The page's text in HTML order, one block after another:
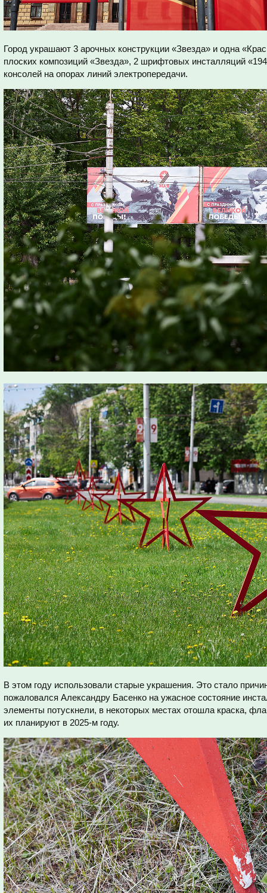
Город украшают 3 арочных конструкции «Звезда» и одна
плоских композиций «Звезда», 2 шрифтовых инсталляций
консолей на опорах линий электропередачи.
В этом году использовали старые украшения. Это стало
пожаловался Александру Басенко на ужасное состояние
элементы потускнели, в некоторых местах отошла краска,
их планируют в 2025-м году.